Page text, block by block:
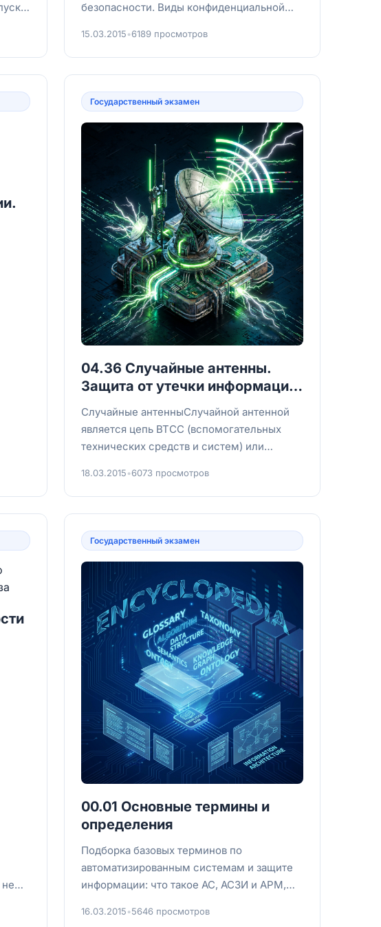
безопасности. Виды конфиденциальной
15.03.2015•6189 просмотров
Государственный экзамен
04.36 Случайные антенны.
Защита от утечки информации,
обрабатываемой ТСПИ
Случайные антенныСлучайной антенной
является цепь ВТСС (вспомогательных
технических средств и систем) или
принимать...
18.03.2015•6073 просмотров
Государственный экзамен
00.01 Основные термины и
определения
Подборка базовых терминов по
автоматизированным системам и защите
информации: что такое АС, АСЗИ и АРМ,
объекты...
16.03.2015•5646 просмотров